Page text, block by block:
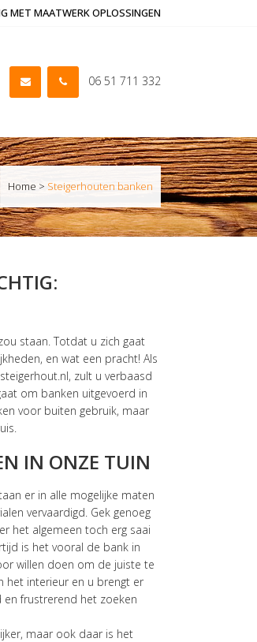
MET MAATWERK OPLOSSINGEN
06 51 711 332
Home > Steigerhouten banken
staan. Totdat u zich gaat
en wat een pracht! Als
zult u verbaasd
om banken uitgevoerd in
voor buiten gebruik, maar
IN ONZE TUIN
er in alle mogelijke maten
vervaardigd. Gek genoeg
het algemeen toch erg saai
is het vooral de bank in
willen doen om de juiste te
het interieur en u brengt er
frustrerend het zoeken
maar ook daar is het